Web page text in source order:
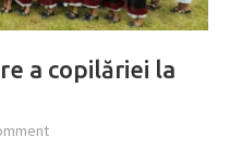
a copilăriei la